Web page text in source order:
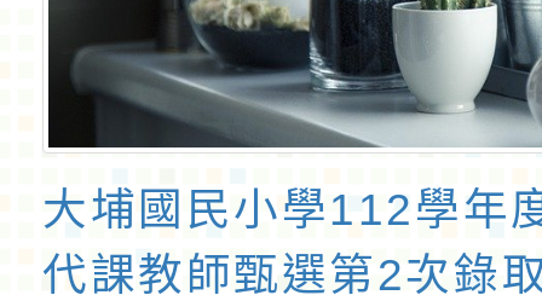
大埔國民小學112學年
代課教師甄選第2次錄